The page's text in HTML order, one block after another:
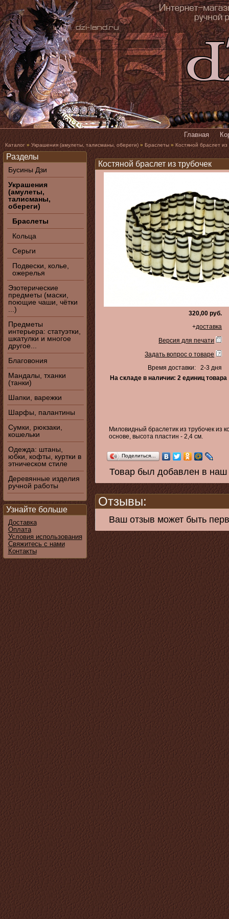
Главная
Каталог » Украшения (амулеты, талисманы, обереги)» Браслеты » Костяной браслет из
Костяной браслет из трубочек
320,00 руб.
+доставка
Версия для печати
Задать вопрос о товаре
Время доставки: 2-3 дня
На складе в наличии: 2 единиц товара
Миловидный браслетик из трубочек из
основе, высота пластин - 2,4 см.
Поделиться…
Товар был добавлен в наш
Отзывы:
Ваш отзыв может быть
Разделы
Бусины Дзи
Украшения
(амулеты,
талисманы,
обереги)
Браслеты
Кольца
Серьги
Подвески, колье,
ожерелья
Эзотерические
предметы (маски,
поющие чаши, чётки
...)
Предметы
интерьера: статуэтки,
шкатулки и многое
другое...
Благовония
Мандалы, тханки
(танки)
Шапки, варежки
Шарфы, палантины
Сумки, рюкзаки,
кошельки
Одежда: штаны,
юбки, кофты, куртки в
этническом стиле
Деревянные изделия
ручной работы
Узнайте больше
Доставка
Оплата
Условия использования
Свяжитесь с нами
Контакты